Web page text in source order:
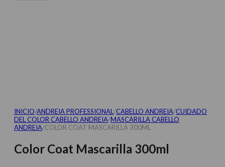
INICIO/ANDREIA PROFESSIONAL /CABELLO ANDREIA/CUIDADO
DEL COLOR CABELLO ANDREIA/MASCARILLA CABELLO
ANDREIA/COLOR COAT MASCARILLA 300ML
Color Coat Mascarilla 300ml